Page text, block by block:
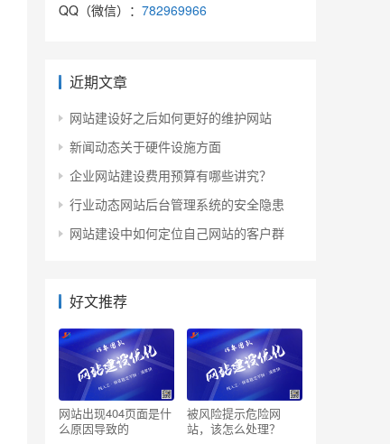
QQ（微信）： 782969966
近期文章
网站建设好之后如何更好的维护网站
新闻动态关于硬件设施方面
企业网站建设费用预算有哪些讲究？
行业动态网站后台管理系统的安全隐患
网站建设中如何定位自己网站的客户群
好文推荐
网站出现404页面是什
么原因导致的
被风险提示危险网
站，该怎么处理？